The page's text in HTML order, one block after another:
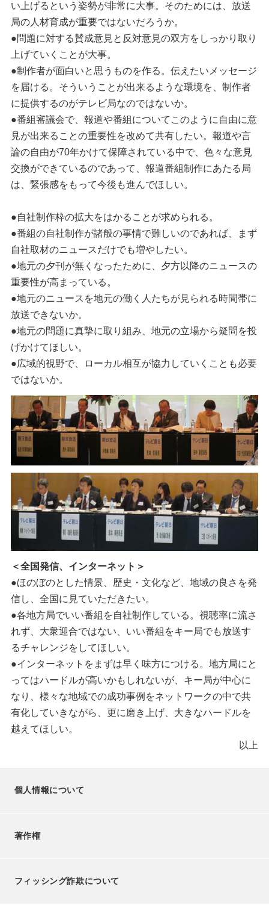
い上げるという姿勢が非常に大事。そのためには、放送
局の人材育成が重要ではないだろうか。
●問題に対する賛成意見と反対意見の双方をしっかり取り
上げていくことが大事。
●制作者が面白いと思うものを作る。伝えたいメッセージ
を届ける。そういうことが出来るような環境を、制作者
に提供するのがテレビ局なのではないか。
●番組審議会で、報道や番組についてこのように自由に意
見が出来ることの重要性を改めて共有したい。報道や言
論の自由が70年かけて保障されている中で、色々な意見
交換ができているのであって、報道番組制作にあたる局
は、緊張感をもって今後も進んでほしい。
●自社制作枠の拡大をはかることが求められる。
●番組の自社制作が諸般の事情で難しいのであれば、まず
自社取材のニュースだけでも増やしたい。
●地元の夕刊が無くなったために、夕方以降のニュースの
重要性が高まっている。
●地元のニュースを地元の働く人たちが見られる時間帯に
放送できないか。
●地元の問題に真摯に取り組み、地元の立場から疑問を投
げかけてほしい。
●広域的視野で、ローカル相互が協力していくことも必要
ではないか。
＜全国発信、インターネット＞
●ほのぼのとした情景、歴史・文化など、地域の良さを発
信し、全国に見ていただきたい。
●各地方局でいい番組を自社制作している。視聴率に流さ
れず、大衆迎合ではない、いい番組をキー局でも放送す
るチャレンジをしてほしい。
●インターネットをまずは早く味方につける。地方局にと
ってはハードルが高いかもしれないが、キー局が中心に
なり、様々な地域での成功事例をネットワークの中で共
有化していきながら、更に磨き上げ、大きなハードルを
越えてほしい。
以上
個人情報について
著作権
フィッシング詐欺について